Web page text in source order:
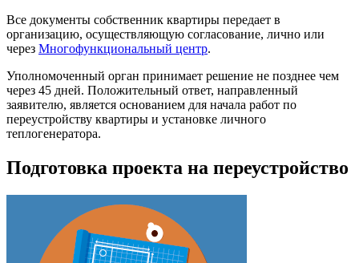
Все документы собственник квартиры передает в
организацию, осуществляющую согласование, лично или
через Многофункциональный центр.
Уполномоченный орган принимает решение не позднее чем
через 45 дней. Положительный ответ, направленный
заявителю, является основанием для начала работ по
переустройству квартиры и установке личного
теплогенератора.
Подготовка проекта на переустройство